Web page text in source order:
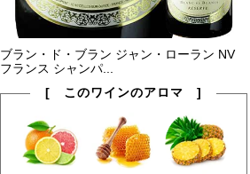
ブラン・ド・ブラン ジャン・ローラン NV
フランス シャンパ...
[ このワインのアロマ ]